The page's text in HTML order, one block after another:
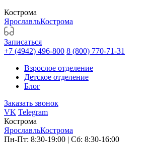
Кострома
ЯрославльКострома
Записаться
+7 (4942) 496-800 8 (800) 770-71-31
Взрослое отделение
Детское отделение
Блог
Заказать звонок
VK Telegram
Кострома
ЯрославльКострома
Пн-Пт: 8:30-19:00 | Сб: 8:30-16:00